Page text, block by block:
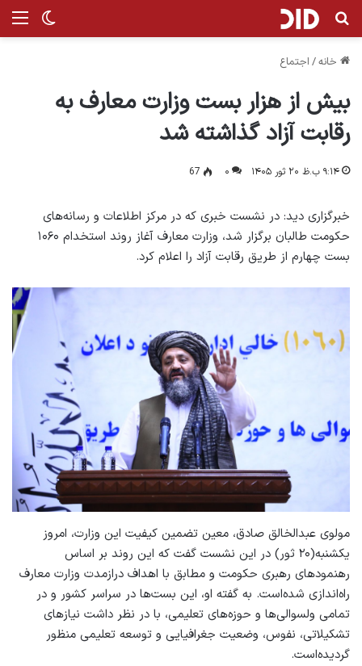
تغییر جستجو برای
خانه/ اجتماع
بیش از هزار بست وزارت معارف به
رقابت آزاد گذاشته شد
۹:۱۴ ب.ظ ۲۰ ثور ۱۴۰۵ ۰ 67
خبرگزاری دید: در نشست خبری که در مرکز اطلاعات و رسانه‌های
حکومت طالبان برگزار شد، وزارت معارف آغاز روند استخدام ۱۰۶۰
بست چهارم از طریق رقابت آزاد را اعلام کرد.
مولوی عبدالخالق صادق، معین تضمین کیفیت این وزارت، امروز
یکشنبه(۲۰ ثور) در این نشست گفت که این روند بر اساس
رهنمودهای رهبری حکومت و مطابق با اهداف درازمدت وزارت معارف
راه‌اندازی شده‌است. به گفته او، این بست‌ها در سراسر کشور و در
تمامی ولسوالی‌ها و حوزه‌های تعلیمی، با در نظر داشت نیازهای
تشکیلاتی، نفوس، وضعیت جغرافیایی و توسعه تعلیمی منظور
گردیده‌است.